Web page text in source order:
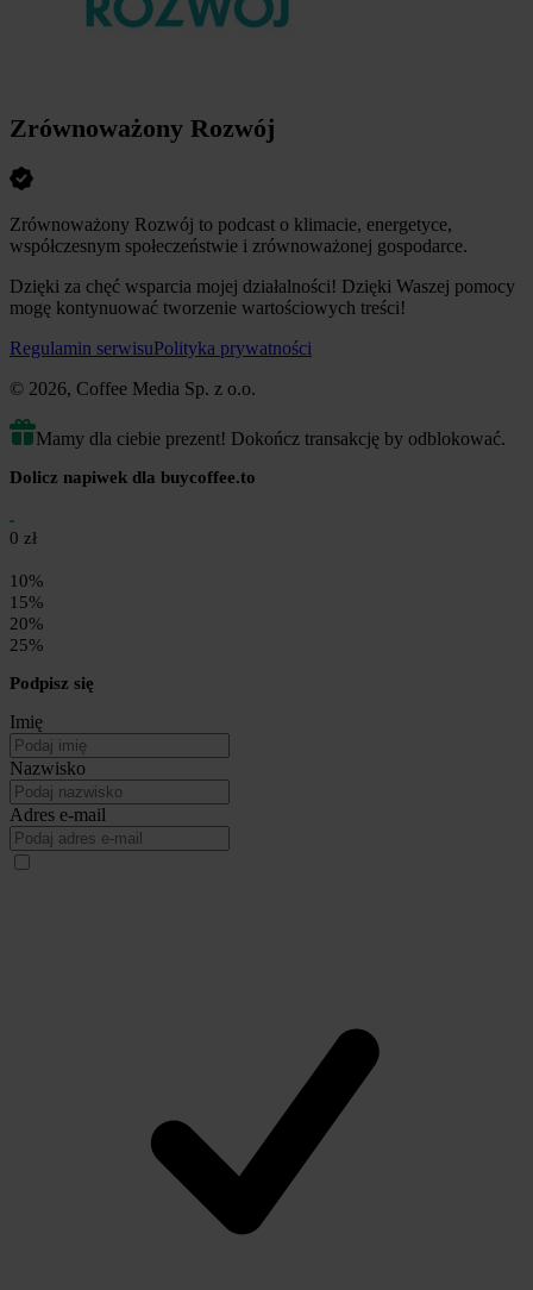
Zrównoważony Rozwój
Zrównoważony Rozwój to podcast o klimacie, energetyce,
współczesnym społeczeństwie i zrównoważonej gospodarce.
Dzięki za chęć wsparcia mojej działalności! Dzięki Waszej pomocy
mogę kontynuować tworzenie wartościowych treści!
Regulamin serwisuPolityka prywatności
© 2026, Coffee Media Sp. z o.o.
Mamy dla ciebie prezent! Dokończ transakcję by odblokować.
Dolicz napiwek dla buycoffee.to
0 zł
10%
15%
20%
25%
Podpisz się
Imię
Nazwisko
Adres e-mail